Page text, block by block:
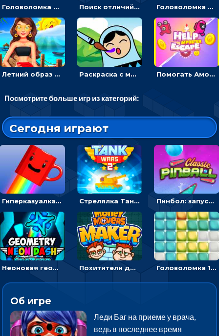
Головоломка с часами для детей: читать время по циферблату Поиск отличий на картинках с детьми - головоломка Головоломка Звери-малыши: открывай карточки по очереди, чтобы найти одинаковые
Летний образ для подруг: переодевать девочек для прогулки Раскраска с матрешками для девочек Помогать Амонг Ас бежать из комнаты через преграды - приключения
Посмотрите больше игр из категорий:
Сегодня играют
Гиперказуалка Летающая чашка кофе: двигаться и собирать кубики сахара Стрелялка Танковые войны: бить по танку врага, чтобы уничтожить зло Пинбол: запускать шарик, чтобы выбивать очки
Неоновая геометрия: прыгай через препятствия и собирай шары Похитители денег: управляйте друзьями и соберите все мешки с долларами Головоломка 10х10
Об игре
Леди Баг на приеме у врача,
ведь в последнее время